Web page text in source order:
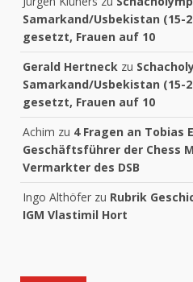
Samarkand/Usbekistan (15-
gesetzt, Frauen auf 10
Gerald Hertneck zu
Samarkand/Usbekistan (15-
gesetzt, Frauen auf 10
Achim zu 4 Fragen an Tobias
Geschäftsführer der Chess
Vermarkter des DSB
Ingo Althöfer zu Rubrik
IGM Vlastimil Hort